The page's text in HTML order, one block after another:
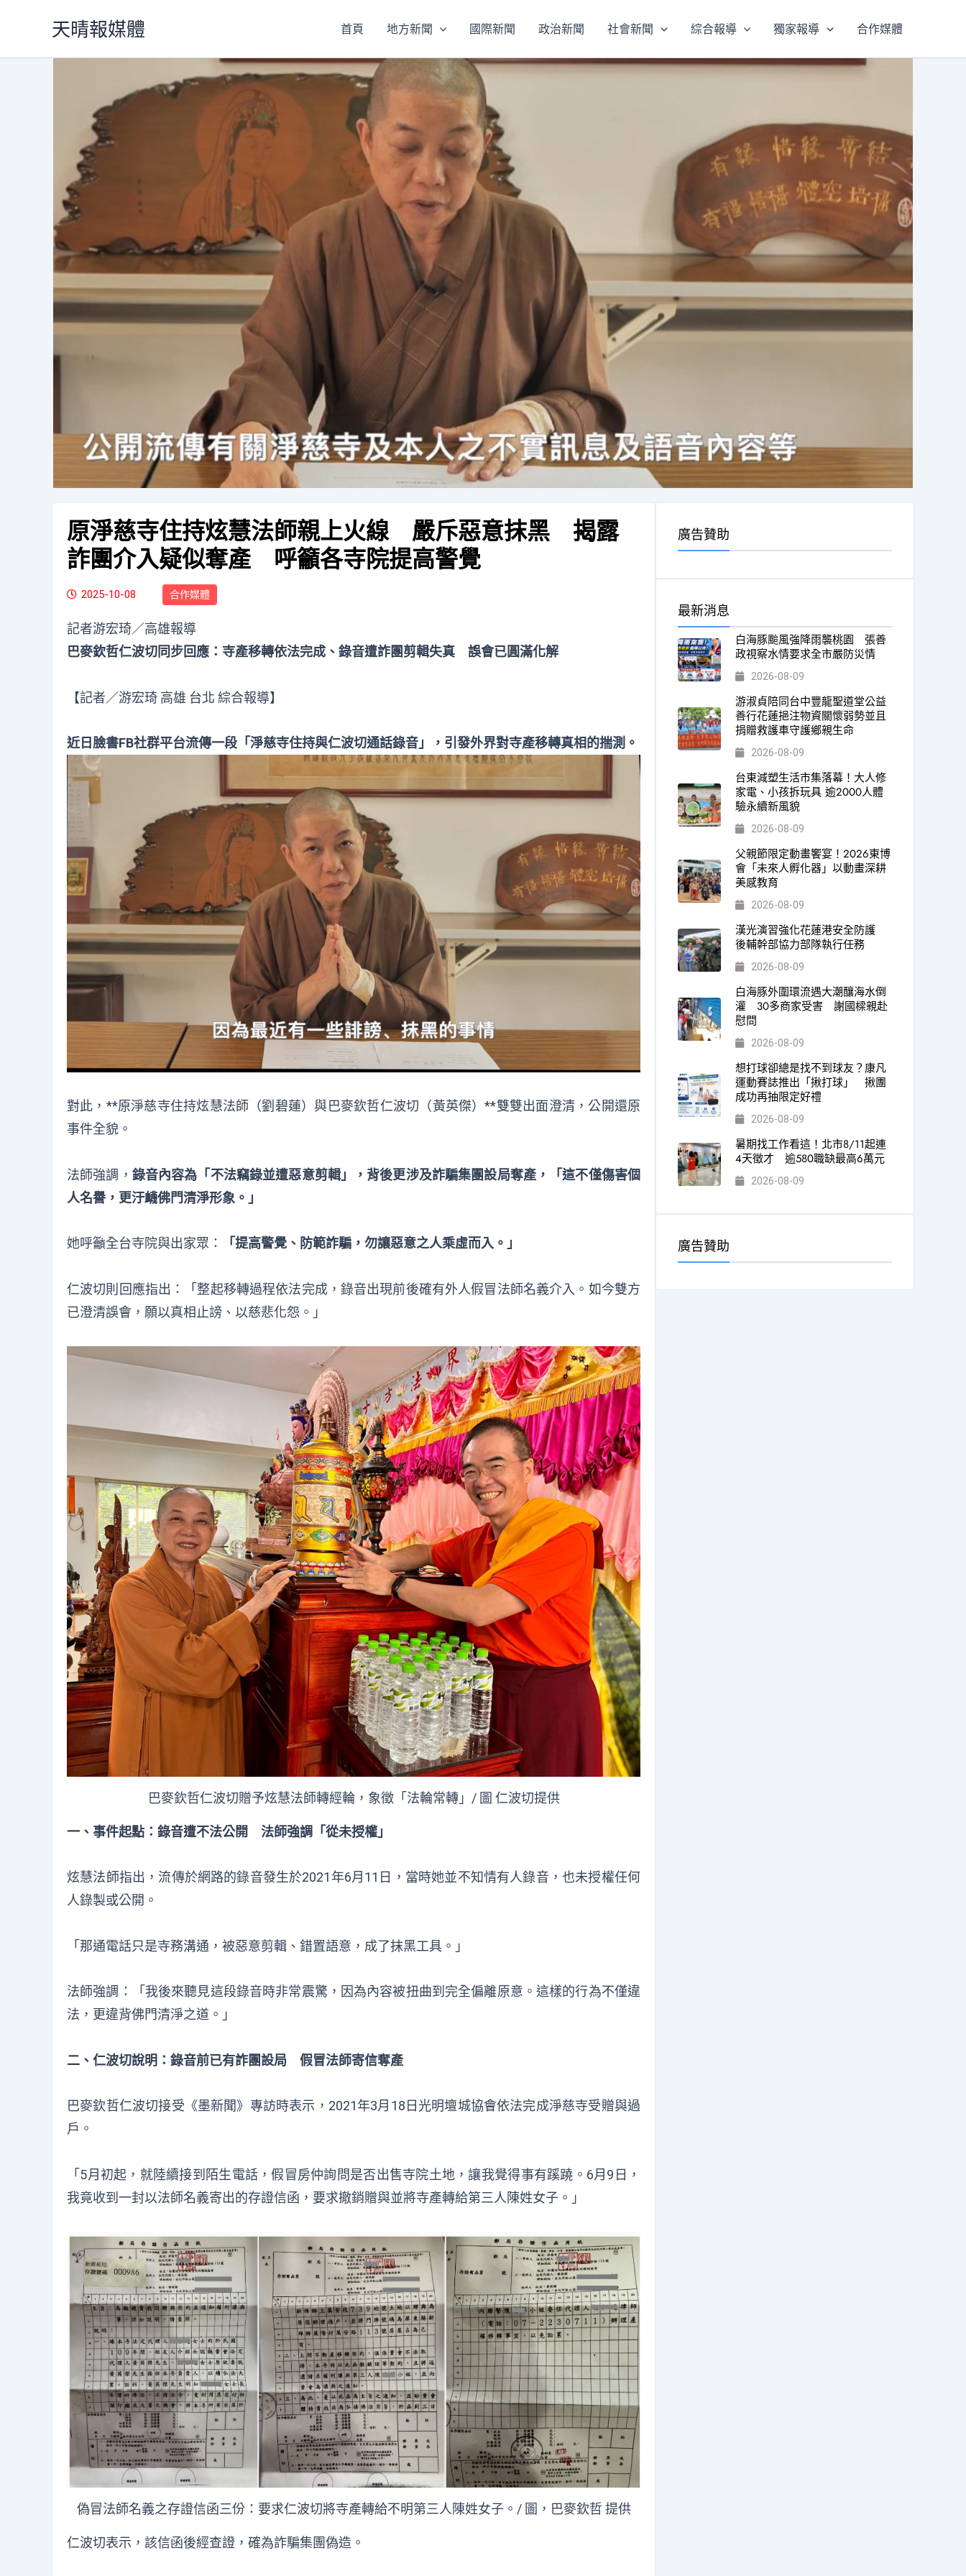
天晴報媒體 首頁 地方新聞 國際新聞 政治新聞 社會新聞 綜合報導 獨家報導 合作媒體
原淨慈寺住持炫慧法師親上火線 嚴斥惡意抹黑 揭露
詐團介入疑似奪產 呼籲各寺院提高警覺
2025-10-08 合作媒體
記者游宏琦／高雄報導
巴麥欽哲仁波切同步回應：寺產移轉依法完成、錄音遭詐團剪輯失真 誤會已圓滿化解
【記者／游宏琦 高雄 台北 綜合報導】
近日臉書FB社群平台流傳一段「淨慈寺住持與仁波切通話錄音」，引發外界對寺產移轉真相的揣測。
對此，**原淨慈寺住持炫慧法師（劉碧蓮）與巴麥欽哲仁波切（黃英傑）**雙雙出面澄清，公開還原
事件全貌。
法師強調， 錄音內容為「不法竊錄並遭惡意剪輯」，背後更涉及詐騙集團設局奪產，「這不僅傷害個
人名譽，更汙衊佛門清淨形象。」
她呼籲全台寺院與出家眾： 「提高警覺、防範詐騙，勿讓惡意之人乘虛而入。」
仁波切則回應指出：「整起移轉過程依法完成，錄音出現前後確有外人假冒法師名義介入。如今雙方
已澄清誤會，願以真相止謗、以慈悲化怨。」
巴麥欽哲仁波切贈予炫慧法師轉經輪，象徵「法輪常轉」/ 圖 仁波切提供
一、事件起點：錄音遭不法公開 法師強調「從未授權」
炫慧法師指出，流傳於網路的錄音發生於2021年6月11日，當時她並不知情有人錄音，也未授權任何
人錄製或公開。
「那通電話只是寺務溝通，被惡意剪輯、錯置語意，成了抹黑工具。」
法師強調：「我後來聽見這段錄音時非常震驚，因為內容被扭曲到完全偏離原意。這樣的行為不僅違
法，更違背佛門清淨之道。」
二、仁波切說明：錄音前已有詐團設局 假冒法師寄信奪產
巴麥欽哲仁波切接受《墨新聞》專訪時表示，2021年3月18日光明壇城協會依法完成淨慈寺受贈與過
戶。
「5月初起，就陸續接到陌生電話，假冒房仲詢問是否出售寺院土地，讓我覺得事有蹊蹺。6月9日，
我竟收到一封以法師名義寄出的存證信函，要求撤銷贈與並將寺產轉給第三人陳姓女子。」
偽冒法師名義之存證信函三份：要求仁波切將寺產轉給不明第三人陳姓女子。/ 圖，巴麥欽哲 提供
仁波切表示，該信函後經查證，確為詐騙集團偽造。
廣告贊助
最新消息
白海豚颱風強降雨襲桃園 張善
政視察水情要求全市嚴防災情
2026-08-09
游淑貞陪同台中豐龍聖道堂公益
善行花蓮挹注物資關懷弱勢並且
捐贈救護車守護鄉親生命
2026-08-09
台東減塑生活市集落幕！大人修
家電、小孩拆玩具 逾2000人體
驗永續新風貌
2026-08-09
父親節限定動畫饗宴！2026東博
會「未來人孵化器」以動畫深耕
美感教育
2026-08-09
漢光演習強化花蓮港安全防護
後輔幹部協力部隊執行任務
2026-08-09
白海豚外圍環流遇大潮釀海水倒
灌 30多商家受害 謝國樑親赴
慰問
2026-08-09
想打球卻總是找不到球友？康凡
運動賽誌推出「揪打球」 揪團
成功再抽限定好禮
2026-08-09
暑期找工作看這！北市8/11起連
4天徵才 逾580職缺最高6萬元
2026-08-09
廣告贊助